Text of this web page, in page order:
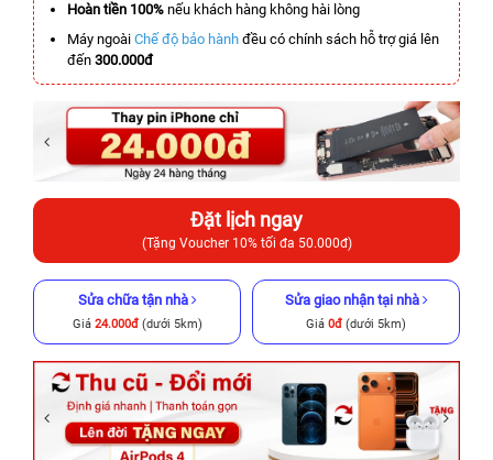
Hoàn tiền 100% nếu khách hàng không hài lòng
Máy ngoài Chế độ bảo hành đều có chính sách hỗ trợ giá lên
đến 300.000đ
Đặt lịch ngay
(Tặng Voucher 10% tối đa 50.000đ)
Sửa chữa tận nhà
Giá 24.000đ(dưới 5km)
Sửa giao nhận tại nhà
Giá 0đ (dưới 5km)